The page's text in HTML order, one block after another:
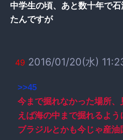
中学生の頃、あと数十年で
たんですが
49 2016/01/20(水)
>>45
今まで掘れなかった場所
えば海の中まで掘れるよう
ブラジルとかも今じゃ産